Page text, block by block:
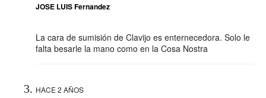
JOSE LUIS Fernandez
La cara de sumisión de Clavijo es enternecedora. Solo le
falta besarle la mano como en la Cosa Nostra
HACE 2 AÑOS